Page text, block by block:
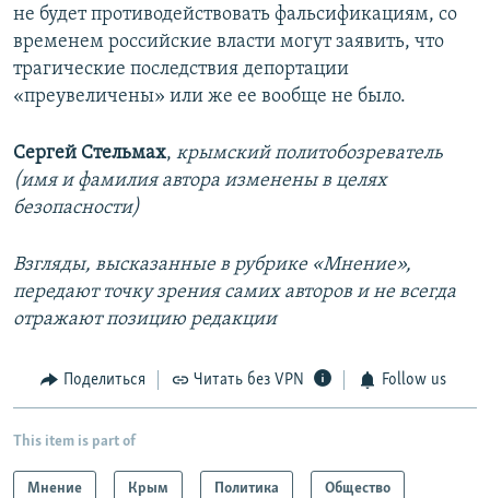
не будет противодействовать фальсификациям, со
временем российские власти могут заявить, что
трагические последствия депортации
«преувеличены» или же ее вообще не было.
Сергей Стельмах, крымский политобозреватель
(имя и фамилия автора изменены в целях
безопасности)
Взгляды, высказанные в рубрике «Мнение»,
передают точку зрения самих авторов и не всегда
отражают позицию редакции
Поделиться Читать без VPN Follow us
This item is part of
Мнение Крым Политика Общество